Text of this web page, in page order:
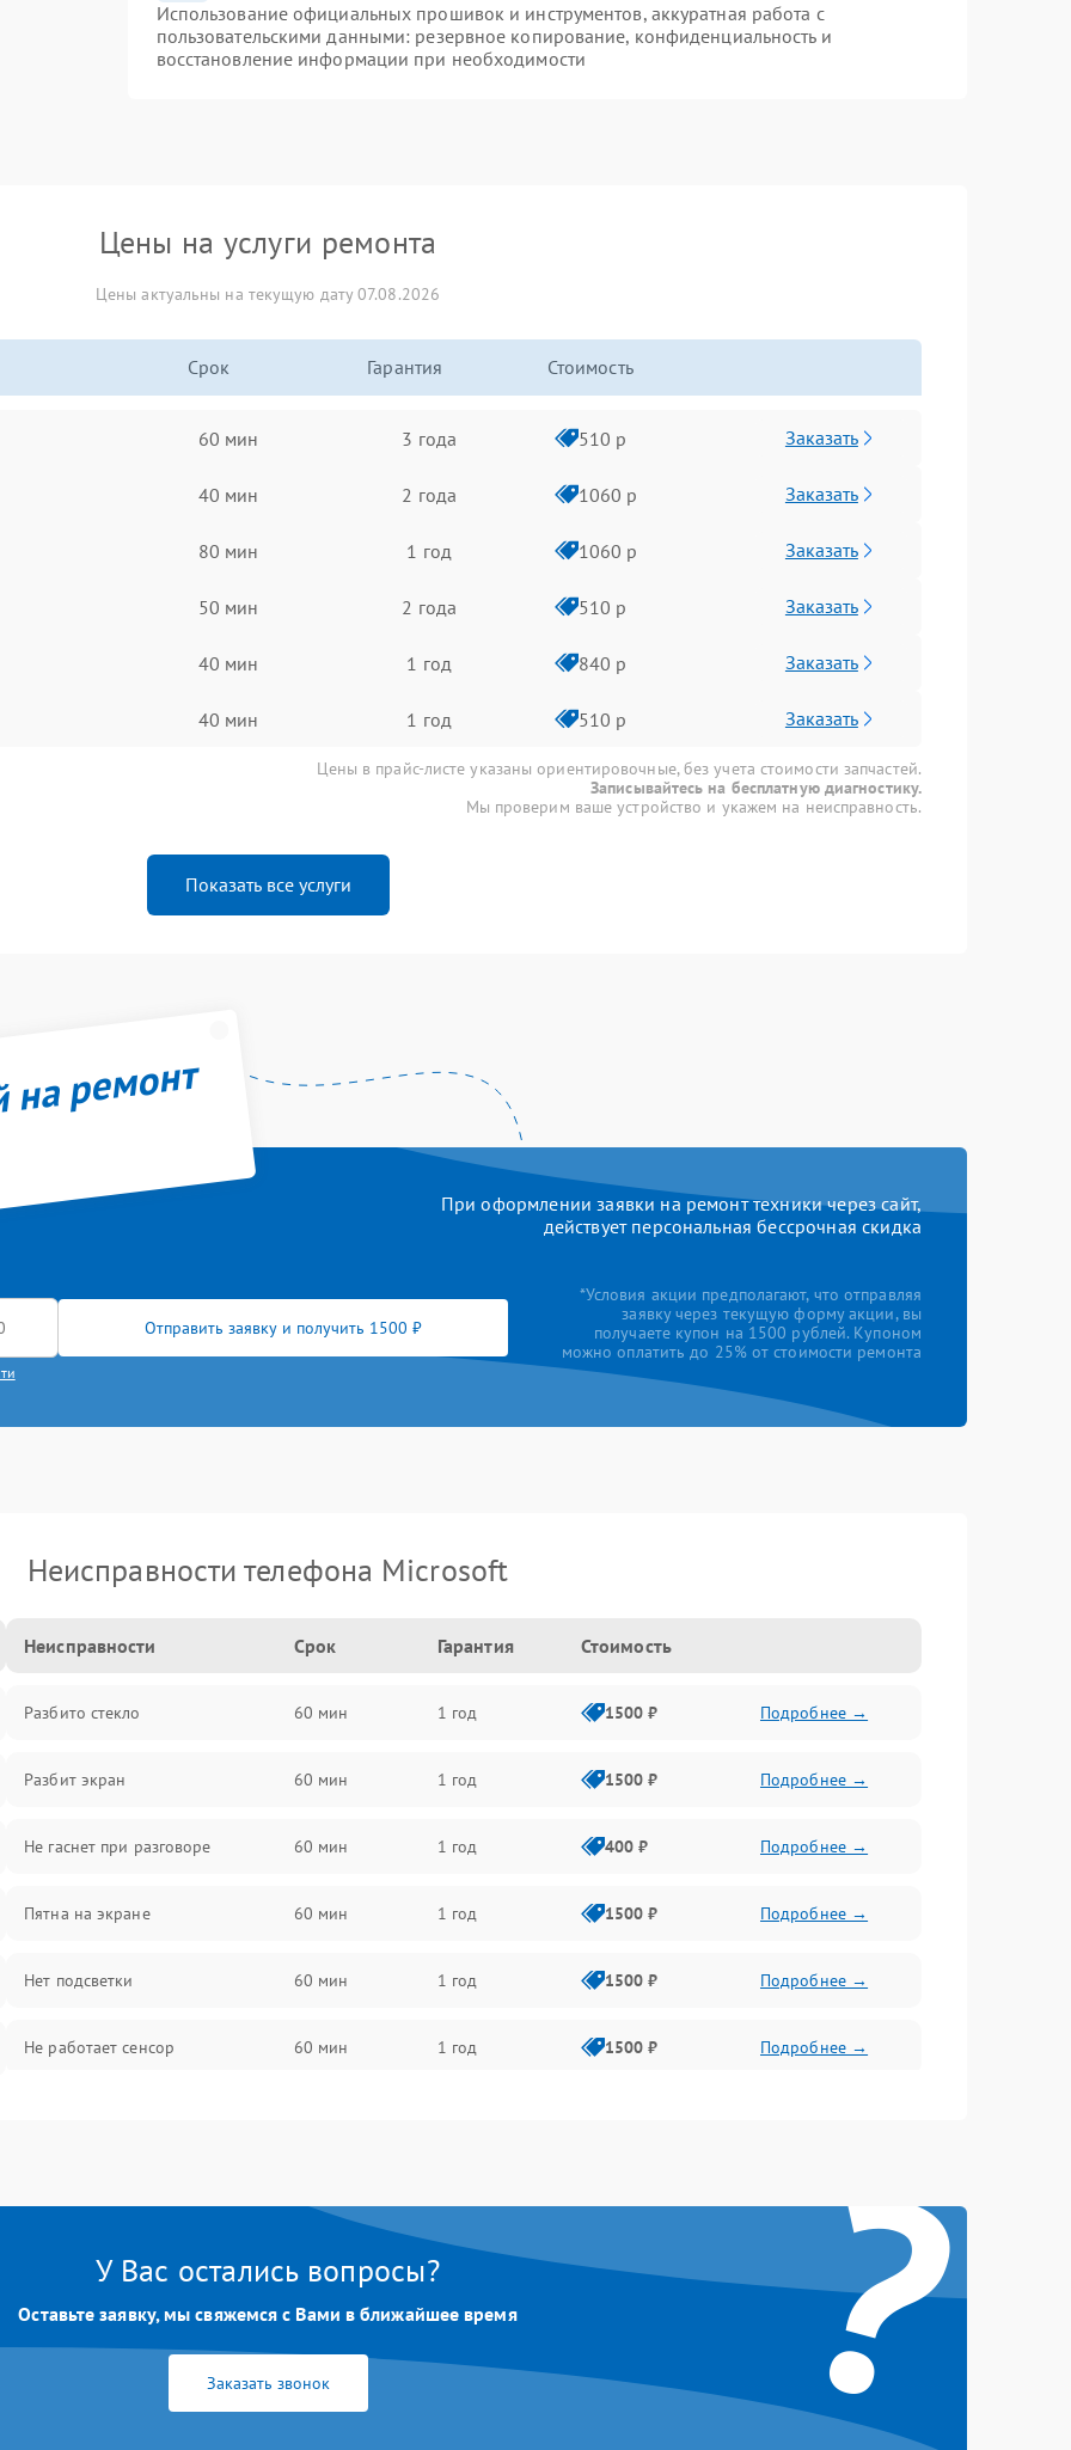
Использование официальных прошивок и инструментов, аккуратная работа с
пользовательскими данными: резервное копирование, конфиденциальность и
восстановление информации при необходимости
Цены на услуги ремонта
Цены актуальны на текущую дату 07.08.2026
Срок Гарантия Стоимость
60 мин 3 года 510 р Заказать
40 мин 2 года 1060 р Заказать
80 мин 1 год 1060 р Заказать
50 мин 2 года 510 р Заказать
40 мин 1 год 840 р Заказать
40 мин 1 год 510 р Заказать
Цены в прайс-листе указаны ориентировочные, без учета стоимости запчастей.
Записывайтесь на бесплатную диагностику.
Мы проверим ваше устройство и укажем на неисправность.
Показать все услуги
ремонт
При оформлении заявки на ремонт техники через сайт,
действует персональная бессрочная скидка
Отправить заявку и получить 1500 ₽
*Условия акции предполагают, что отправляя
заявку через текущую форму акции, вы
получаете купон на 1500 рублей. Купоном
можно оплатить до 25% от стоимости ремонта
Неисправности телефона Microsoft
Неисправности Срок Гарантия Стоимость
Разбито стекло 60 мин 1 год 1500 ₽ Подробнее →
Разбит экран 60 мин 1 год 1500 ₽ Подробнее →
Не гаснет при разговоре 60 мин 1 год 400 ₽ Подробнее →
Пятна на экране 60 мин 1 год 1500 ₽ Подробнее →
Нет подсветки 60 мин 1 год 1500 ₽ Подробнее →
Не работает сенсор 60 мин 1 год 1500 ₽ Подробнее →
1 год ?
У Вас остались вопросы?
Оставьте заявку, мы свяжемся с Вами в ближайшее время
Заказать звонок